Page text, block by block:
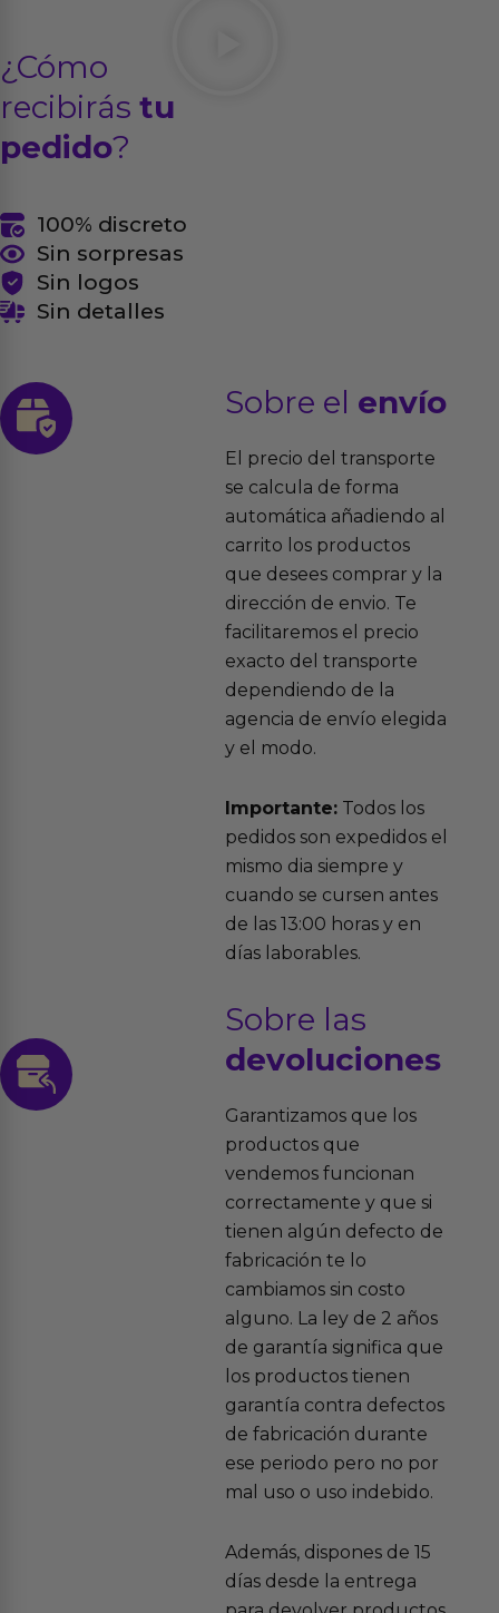
¿Cómo
recibirás tu
pedido?
100% discreto
Sin sorpresas
Sin logos
Sin detalles
Sobre el envío
El precio del transporte
se calcula de forma
automática añadiendo al
carrito los productos
que desees comprar y la
dirección de envio. Te
facilitaremos el precio
exacto del transporte
dependiendo de la
agencia de envío elegida
y el modo.
Importante:Todos los
pedidos son expedidos el
mismo dia siempre y
cuando se cursen antes
de las 13:00 horas y en
días laborables.
Sobre las
devoluciones
Garantizamos que los
productos que
vendemos funcionan
correctamente y que si
tienen algún defecto de
fabricación te lo
cambiamos sin costo
alguno. La ley de 2 años
de garantía significa que
los productos tienen
garantía contra defectos
de fabricación durante
ese periodo pero no por
mal uso o uso indebido.
Además, dispones de 15
días desde la entrega